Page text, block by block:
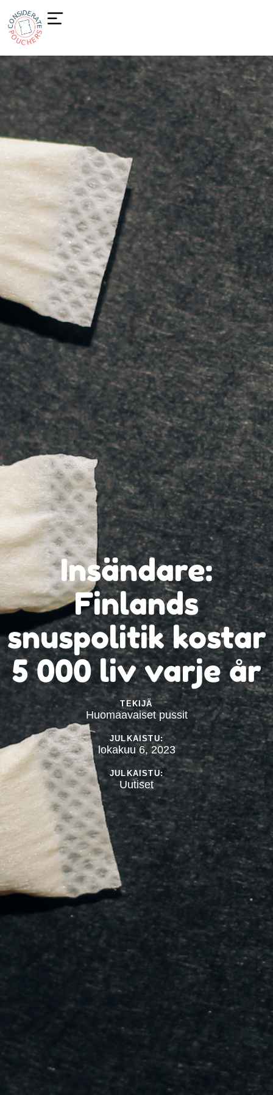
Insändare:
Finlands
snuspolitik kostar
5 000 liv varje år
TEKIJÄ
Huomaavaiset pussit
JULKAISTU:
lokakuu 6, 2023
JULKAISTU:
Uutiset